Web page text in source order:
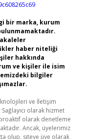
bir marka, kurum
haber niteliği
hakkında
ve kişiler ile isim
bilgiler
ve İletişim
olarak hizmet
olarak denetleme
Ancak, üyelerimiz
olup, siteye üye olarak